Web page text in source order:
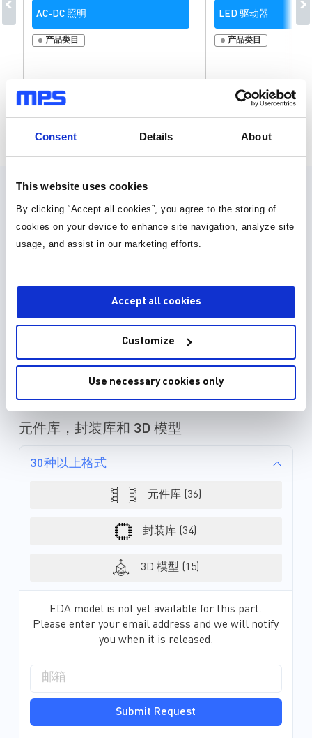
Consent Details About
This website uses cookies
By clicking “Accept all cookies”, you agree to the storing of
cookies on your device to enhance site navigation, analyze site
usage, and assist in our marketing efforts.
Accept all cookies
Customize
Use necessary cookies only
AC-DC 照明
产品类目
LED 驱动器
产品类目
设计资源
技术文档
Application Note
设计工具
MPSmart Model
元件库，封装库和 3D 模型
30种以上格式
元件库 (36)
封装库 (34)
3D 模型 (15)
EDA model is not yet available for this part.
Please enter your email address and we will notify
you when it is released.
Submit Request